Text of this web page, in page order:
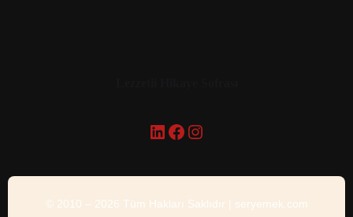
LinkedIn Facebook Instagram
© 2010 – 2026 Tüm Hakları Saklıdır | seryemek.com